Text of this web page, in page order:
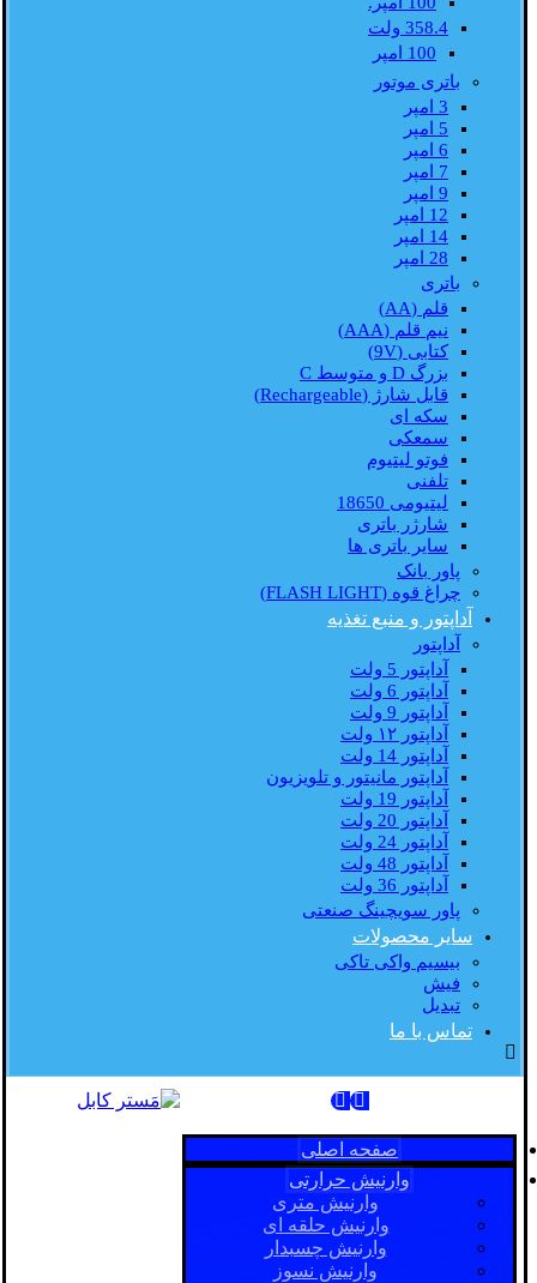
358.4 ولت
100 امپر
باتری موتور
3 امپر
5 امپر
6 امپر
7 امپر
9 امپر
12 امپر
14 امپر
28 امپر
باتری
قلم (AA)
نیم قلم (AAA)
کتابی (9V)
بزرگ D و متوسط C
قابل شارژ (Rechargeable)
سکه ای
سمعکی
فوتو لیتیوم
تلفنی
لیتیومی 18650
شارژر باتری
سایر باتری ها
پاور بانک
چراغ قوه (FLASH LIGHT)
آداپتور و منبع تغذیه
آداپتور
آداپتور 5 ولت
آداپتور 6 ولت
آداپتور 9 ولت
آداپتور ۱۲ ولت
آداپتور 14 ولت
آداپتور مانیتور و تلویزیون
آداپتور 19 ولت
آداپتور 20 ولت
آداپتور 24 ولت
آداپتور 48 ولت
آداپتور 36 ولت
پاور سویچینگ صنعتی
سایر محصولات
بیسیم واکی تاکی
فیش
تبدیل
تماس با ما
صفحه اصلی
وارنیش حرارتی
وارنیش متری
وارنیش حلقه ای
وارنیش چسبدار
وارنیش نسوز